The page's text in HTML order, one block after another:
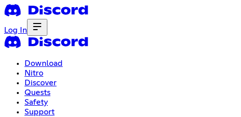
Log In
Download
Nitro
Discover
Quests
Safety
Support